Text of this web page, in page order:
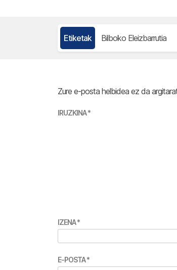
Etiketak Bilboko Eleizbarrutia
Zure e-posta helbidea ez da
IRUZKINA*
IZENA*
E-POSTA*